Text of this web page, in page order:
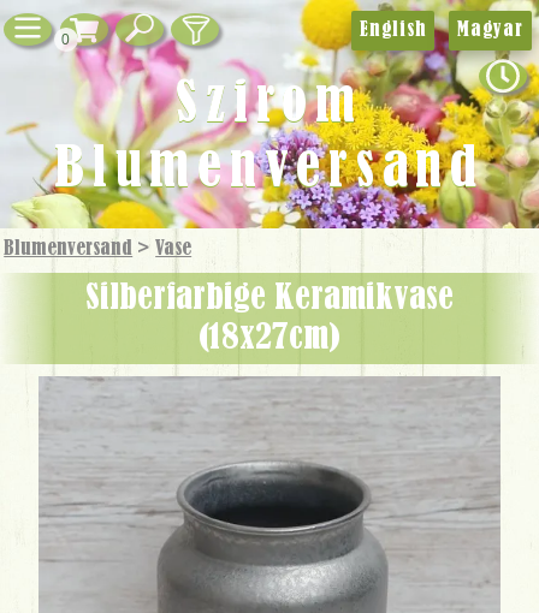
0
Blumenversand > Vase
silberfarbige Keramikvase
(18x27cm)
English Magyar
Szirom
Blumenversand